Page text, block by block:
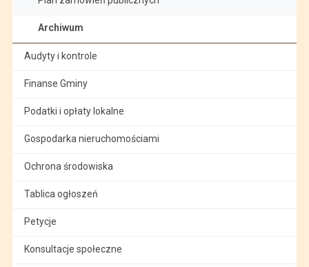
Archiwum
Audyty i kontrole
Finanse Gminy
Podatki i opłaty lokalne
Gospodarka nieruchomościami
Ochrona środowiska
Tablica ogłoszeń
Petycje
Konsultacje społeczne